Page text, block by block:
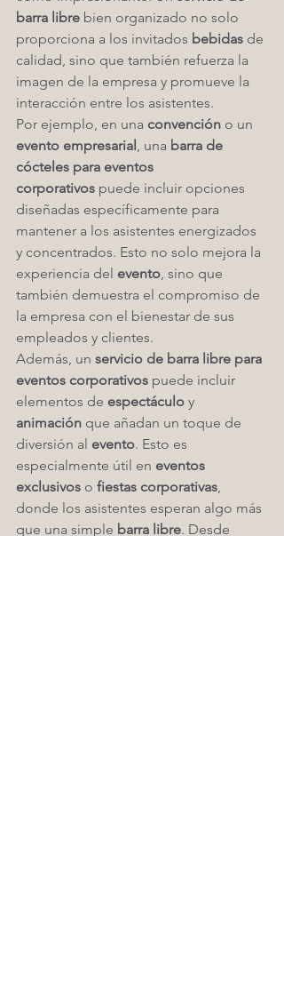
barra libre bien organizado no solo
proporciona a los invitados bebidas de
calidad, sino que también refuerza la
imagen de la empresa y promueve la
interacción entre los asistentes.
Por ejemplo, en una convención o un
evento empresarial, una barra de
cócteles para eventos
corporativos puede incluir opciones
diseñadas específicamente para
mantener a los asistentes energizados
y concentrados. Esto no solo mejora la
experiencia del evento, sino que
también demuestra el compromiso de
la empresa con el bienestar de sus
empleados y clientes.
Además, un servicio de barra libre para
eventos corporativos puede incluir
elementos de espectáculo y
animación que añadan un toque de
diversión al evento. Esto es
especialmente útil en eventos
exclusivos o fiestas corporativas,
donde los asistentes esperan algo más
que una simple barra libre. Desde